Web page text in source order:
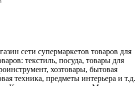
сети супермаркетов товаров для
текстиль, посуда, товары для
хозтовары, бытовая
техника, предметы интерьера и т.д.